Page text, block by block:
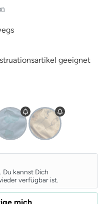
geeignet
Du kannst Dich
verfügbar ist.